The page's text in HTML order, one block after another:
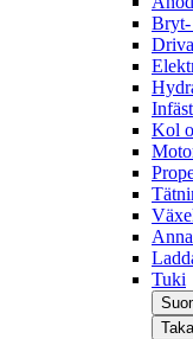
Bryt-
Kol
Tuki